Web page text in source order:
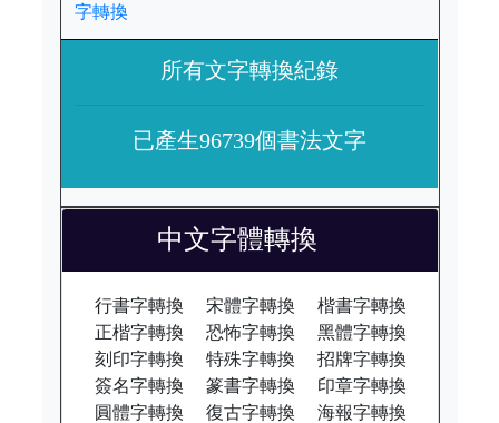
字轉換
所有文字轉換紀錄
已產生96739個書法文字
中文字體轉換
行書字轉換 宋體字轉換
楷書字轉換
正楷字轉換
恐怖字轉換
黑體字轉換
刻印字轉換
特殊字轉換
招牌字轉換
簽名字轉換
篆書字轉換
印章字轉換
圓體字轉換
復古字轉換
海報字轉換